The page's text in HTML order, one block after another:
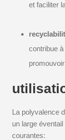
et faciliter
contribue
La polyvalence
un large
courantes: